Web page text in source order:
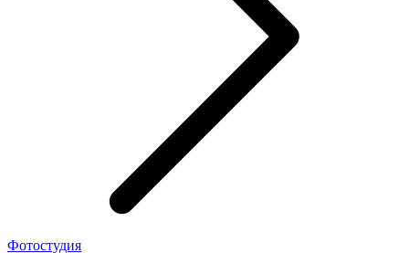
Фотостудия